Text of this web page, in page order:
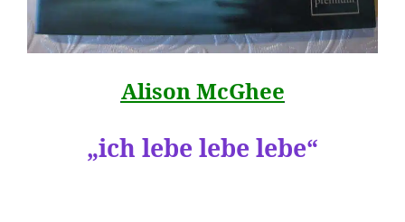
Alison McGhee
„ich lebe lebe lebe“